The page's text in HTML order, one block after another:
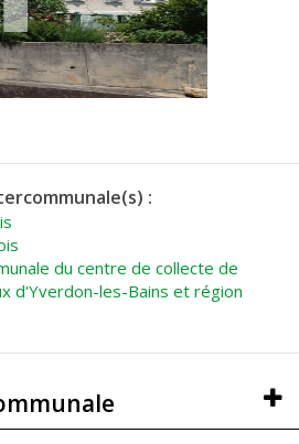
:
du centre de collecte de
d'Yverdon-les-Bains et région